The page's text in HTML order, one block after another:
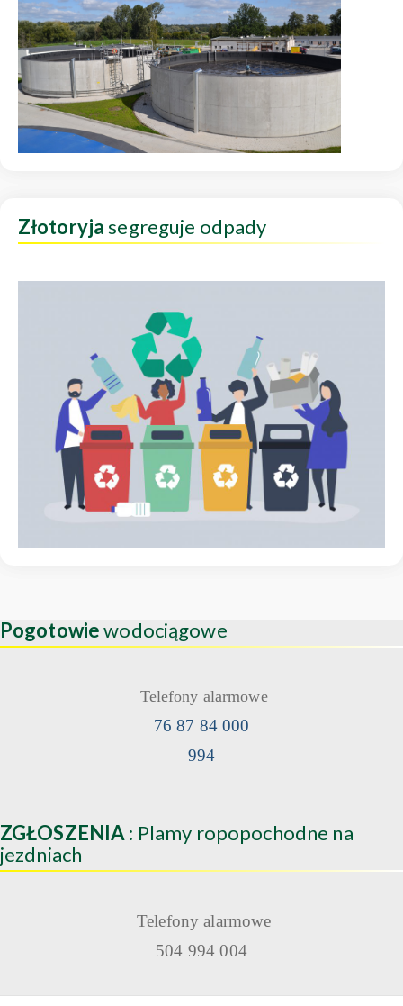
Złotoryjasegreguje odpady
Pogotowiewodociągowe
Telefony alarmowe
76 87 84 000
994
ZGŁOSZENIA : Plamy ropopochodne na
jezdniach
Telefony alarmowe
504 994 004